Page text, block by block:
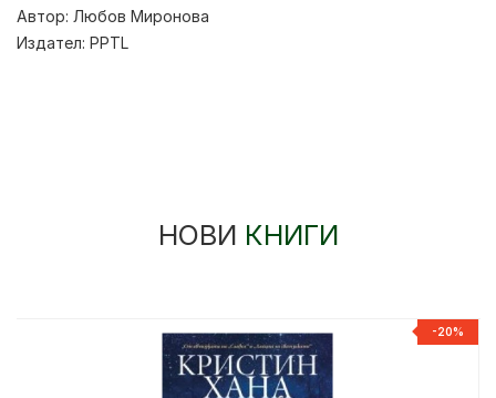
Автор: Любов Миронова
Издател: PPTL
НОВИ КНИГИ
-20%